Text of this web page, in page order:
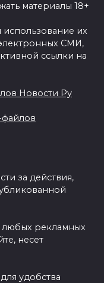
материалы 18+
использование их
СМИ,
ссылки на
Новости Ру
за действия,
любых рекламных
несет
удобства